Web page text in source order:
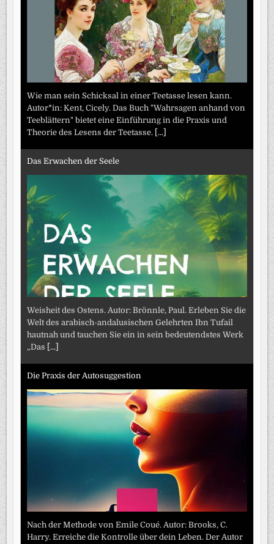
Wie man sein Schicksal in einer Teetasse lesen kann.
Autor*in: Kent, Cicely. Das Buch "Wahrsagen anhand von
Teeblättern" bietet eine Einführung in die Praxis und
Theorie des Lesens der Teetasse. [...]
Das Erwachen der Seele
Weisheit des Ostens. Autor: Brönnle, Paul. Erleben Sie die
Welt des arabisch-andalusischen Gelehrten Ibn Tufail
hautnah und tauchen Sie ein in sein bedeutendstes Werk
„Das [...]
Die Praxis der Autosuggestion
Nach der Methode von Emile Coué. Autor: Brooks, C.
Harry. Erreiche die Kontrolle über dein Leben. Der Autor